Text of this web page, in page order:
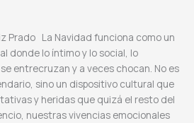
Prado La Navidad funciona como un
donde lo íntimo y lo social, lo
entrecruzan y a veces chocan. No es
sino un dispositivo cultural que
y heridas que quizá el resto del
nuestras vivencias emocionales